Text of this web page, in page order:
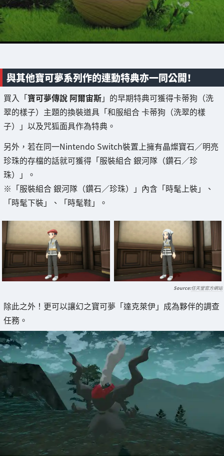
與其他寶可夢系列作的連動特典亦一同公開！
買入「寶可夢傳說 阿爾宙斯」的早期特典可獲得卡蒂狗（洗
翠的樣子）主題的換裝道具「和服組合 卡蒂狗（洗翠的樣
子）」以及咒狐面具作為特典。
另外，若在同一Nintendo Switch裝置上擁有晶燦寶石／明亮
珍珠的存檔的話就可獲得「服裝組合 銀河隊（鑽石／珍
珠）」。
※「服裝組合 銀河隊（鑽石／珍珠）」內含「時髦上裝」、
「時髦下裝」、「時髦鞋」。
任天堂官方網站
除此之外！更可以讓幻之寶可夢「達克萊伊」成為夥伴的調查
任務。